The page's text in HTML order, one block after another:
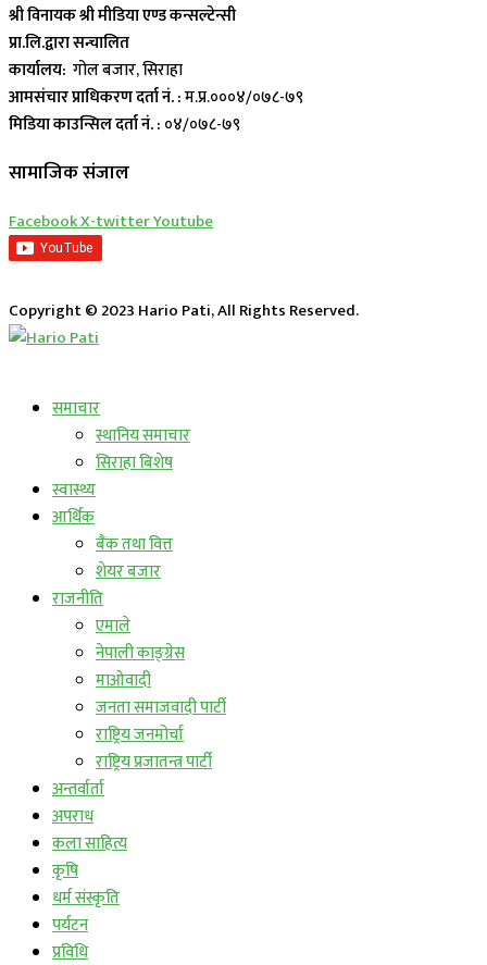
श्री विनायक श्री मीडिया एण्ड कन्सल्टेन्सी
प्रा.लि.द्वारा सन्चालित
कार्यालय: गोल बजार, सिराहा
आमसंचार प्राधिकरण दर्ता नं. :म.प्र.०००४/०७८-७९
मिडिया काउन्सिल दर्ता नं. : ०४/०७८-७९
सामाजिक संजाल
FacebookX-twitterYoutube
Copyright © 2023 Hario Pati, All Rights Reserved.
समाचार
स्थानिय समाचार
सिराहा बिशेष
स्वास्थ्य
आर्थिक
बैंक तथा वित्त
शेयर बजार
राजनीति
एमाले
नेपाली काङ्ग्रेस
माओवादी
जनता समाजवादी पार्टी
राष्ट्रिय जनमोर्चा
राष्ट्रिय प्रजातन्त्र पार्टी
अन्तर्वार्ता
अपराध
कला साहित्य
कृषि
धर्म संस्कृति
पर्यटन
प्रविधि